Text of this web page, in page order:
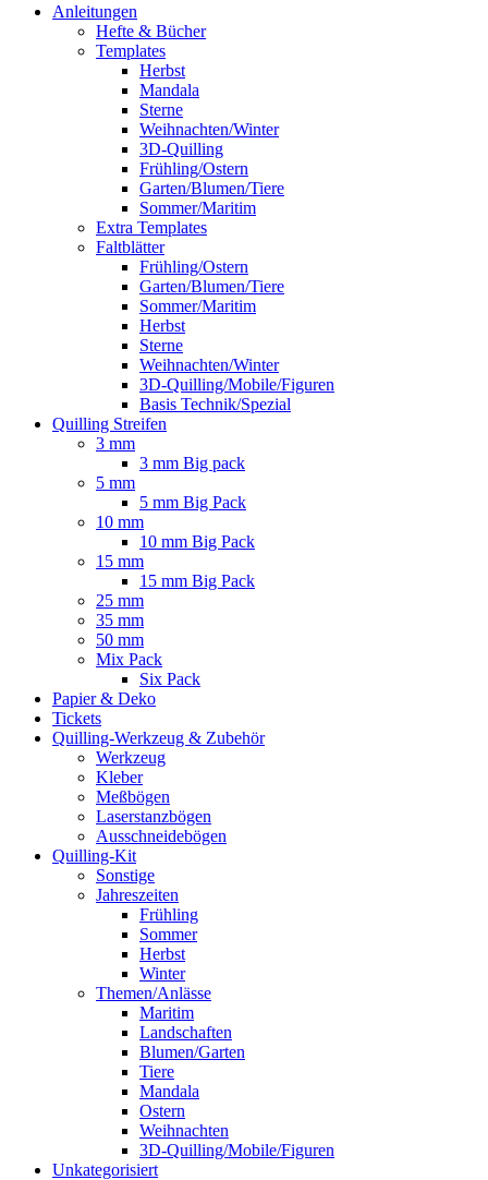
Anleitungen
Hefte & Bücher
Templates
Herbst
Mandala
Sterne
Weihnachten/Winter
3D-Quilling
Frühling/Ostern
Garten/Blumen/Tiere
Sommer/Maritim
Extra Templates
Faltblätter
Frühling/Ostern
Garten/Blumen/Tiere
Sommer/Maritim
Herbst
Sterne
Weihnachten/Winter
3D-Quilling/Mobile/Figuren
Basis Technik/Spezial
Quilling Streifen
3 mm
3 mm Big pack
5 mm
5 mm Big Pack
10 mm
10 mm Big Pack
15 mm
15 mm Big Pack
25 mm
35 mm
50 mm
Mix Pack
Six Pack
Papier & Deko
Tickets
Quilling-Werkzeug & Zubehör
Werkzeug
Kleber
Meßbögen
Laserstanzbögen
Ausschneidebögen
Quilling-Kit
Sonstige
Jahreszeiten
Frühling
Sommer
Herbst
Winter
Themen/Anlässe
Maritim
Landschaften
Blumen/Garten
Tiere
Mandala
Ostern
Weihnachten
3D-Quilling/Mobile/Figuren
Unkategorisiert